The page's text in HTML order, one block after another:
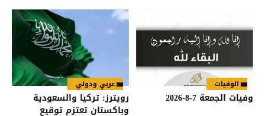
الوفيات
وفيات الجمعة 7-8-2026
عربي ودولي
رويترز: تركيا والسعودية
وباكستان تعتزم توقيع